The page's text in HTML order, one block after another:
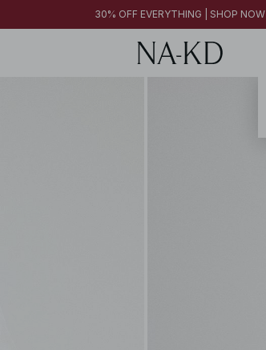
30% OFF EVERYTHING | SHOP NOW